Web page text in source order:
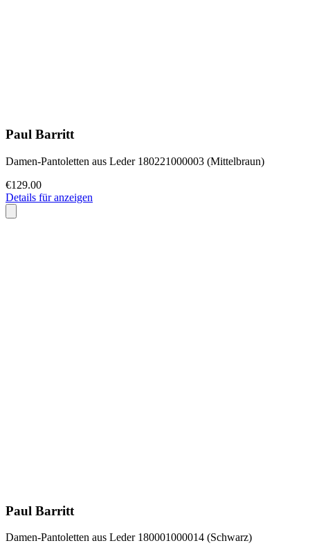
Paul Barritt
Damen-Pantoletten aus Leder 180221000003 (Mittelbraun)
€129.00
Details für anzeigen
Paul Barritt
Damen-Pantoletten aus Leder 180001000014 (Schwarz)